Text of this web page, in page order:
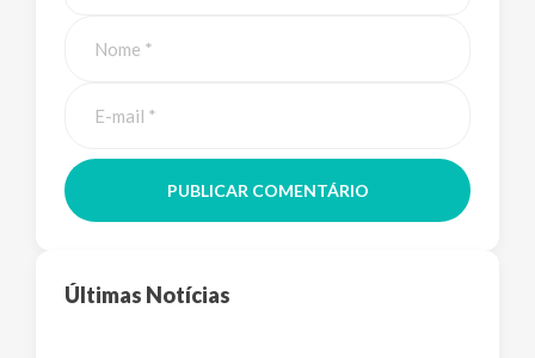
PUBLICAR COMENTÁRIO
Últimas Notícias